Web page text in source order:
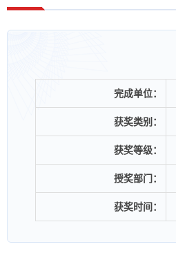
完成单位：
获奖类别：
获奖等级：
授奖部门：
获奖时间：